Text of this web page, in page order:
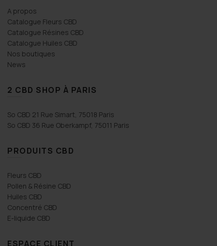
A propos
Catalogue Fleurs CBD
Catalogue Résines CBD
Catalogue Huiles CBD
Nos boutiques
News
2 CBD SHOP À PARIS
So CBD 21 Rue Simart, 75018 Paris
So CBD 36 Rue Oberkampf, 75011 Paris
PRODUITS CBD
Fleurs CBD
Pollen & Résine CBD
Huiles CBD
Concentré CBD
E-liquide CBD
ESPACE CLIENT